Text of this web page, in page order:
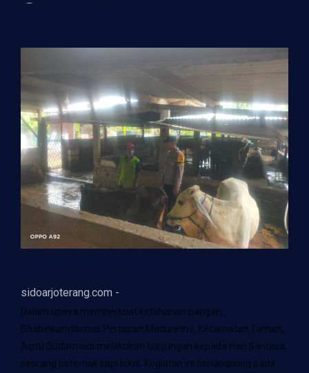
sidoarjoterang.com -
Dalam upaya memperkuat ketahanan pangan,
Bhabinkamtibmas Pertapan Maduretno, Kecamatan Taman,
Aiptu Sudarmadi melakukan kunjungan kepada Hari Santosa,
seorang peternak sapi lokal. Kegiatan ini berlangsung pada